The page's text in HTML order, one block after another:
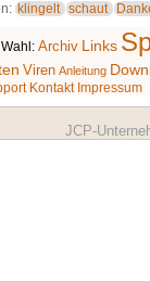
klingelt schaut
Wahl:Archiv Links
Viren Anleitung
Kontakt Impressum
JCP-